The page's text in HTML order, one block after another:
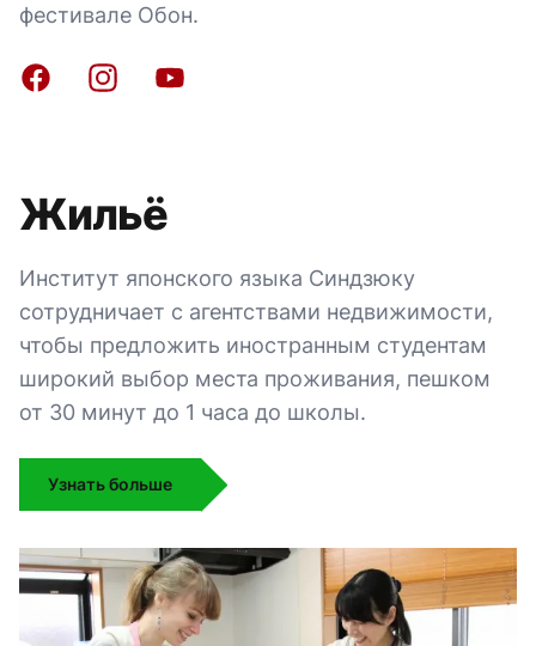
фестивале Обон.
FacebookInstagramYouTube
Жильё
Институт японского языка Синдзюку
сотрудничает с агентствами недвижимости,
чтобы предложить иностранным студентам
широкий выбор места проживания, пешком
от 30 минут до 1 часа до школы.
Узнать больше